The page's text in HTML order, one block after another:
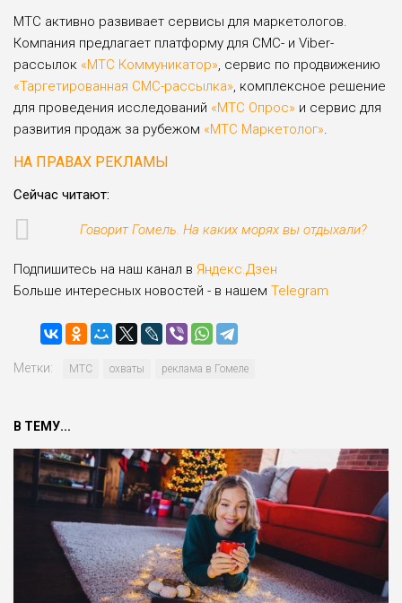
МТС активно развивает сервисы для маркетологов.
Компания предлагает платформу для СМС- и Viber-
рассылок «МТС Коммуникатор», сервис по продвижению
«Таргетированная СМС-рассылка», комплексное решение
для проведения исследований «МТС Опрос» и сервис для
развития продаж за рубежом «МТС Маркетолог».
НА ПРАВАХ РЕКЛАМЫ
Сейчас читают:
Говорит Гомель. На каких морях вы отдыхали?
Подпишитесь на наш канал в Яндекс.Дзен
Больше интересных новостей - в нашем Telegram
Метки: МТС охваты реклама в Гомеле
В ТЕМУ...